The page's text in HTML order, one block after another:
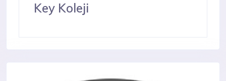
Key Koleji